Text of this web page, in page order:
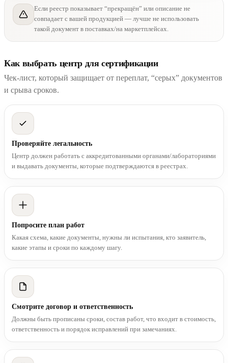
Если реестр показывает “прекращён” или описание не
совпадает с вашей продукцией — лучше не использовать
такой документ в поставках/на маркетплейсах.
Как выбрать центр для сертификации
Чек-лист, который защищает от переплат, “серых” документов
и срыва сроков.
Проверяйте легальность
Центр должен работать с аккредитованными органами/лабораториями
и выдавать документы, которые подтверждаются в реестрах.
Попросите план работ
Какая схема, какие документы, нужны ли испытания, кто заявитель,
какие этапы и сроки по каждому шагу.
Смотрите договор и ответственность
Должны быть прописаны сроки, состав работ, что входит в стоимость,
ответственность и порядок исправлений при замечаниях.